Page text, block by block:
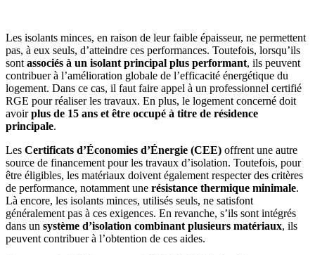
Les isolants minces, en raison de leur faible épaisseur, ne permettent
pas, à eux seuls, d’atteindre ces performances. Toutefois, lorsqu’ils
sont associés à un isolant principal plus performant, ils peuvent
contribuer à l’amélioration globale de l’efficacité énergétique du
logement. Dans ce cas, il faut faire appel à un professionnel certifié
RGE pour réaliser les travaux. En plus, le logement concerné doit
avoirplus de 15 ans et être occupé à titre de résidence
principale.
Les Certificats d’Économies d’Énergie (CEE) offrent une autre
source de financement pour les travaux d’isolation. Toutefois, pour
être éligibles, les matériaux doivent également respecter des critères
de performance, notamment une résistance thermique minimale.
Là encore, les isolants minces, utilisés seuls, ne satisfont
généralement pas à ces exigences. En revanche, s’ils sont intégrés
dans un système d’isolation combinant plusieurs matériaux, ils
peuvent contribuer à l’obtention de ces aides.